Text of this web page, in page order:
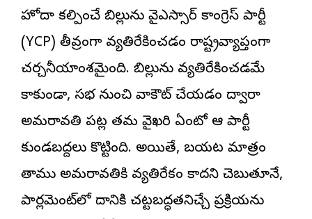
హోదా కల్పించే బిల్లును వైఎస్సార్ కాంగ్రెస్ పార్టీ
(YCP) తీవ్రంగా వ్యతిరేకించడం రాష్ట్రవ్యాప్తంగా
చర్చనీయాంశమైంది. బిల్లును వ్యతిరేకించడమే
కాకుండా, సభ నుంచి వాకౌట్ చేయడం ద్వారా
అమరావతి పట్ల తమ వైఖరి ఏంటో ఆ పార్టీ
కుండబద్దలు కొట్టింది. అయితే, బయట మాత్రం
తాము అమరావతికి వ్యతిరేకం కాదని చెబుతూనే,
పార్లమెంట్‌లో దానికి చట్టబద్ధతనిచ్చే ప్రక్రియను